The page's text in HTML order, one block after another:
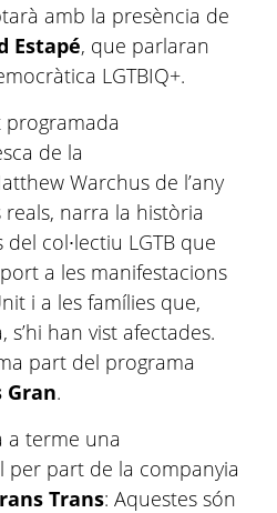
amb la presència de
Estapé, que parlaran
LGTBIQ+.
programada
de la
Warchus de l’any
reals, narra la història
del col∙lectiu LGTB que
a les manifestacions
i a les famílies que,
han vist afectades.
part del programa
Gran.
a terme una
per part de la companyia
Trans: Aquestes són